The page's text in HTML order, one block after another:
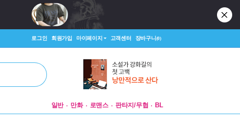
로그인 회원가입 마이페이지 고객센터 장바구니(0)
일반 만화 로맨스 판타지/무협 BL